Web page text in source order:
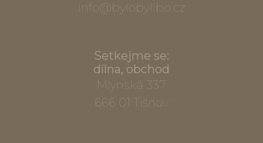
info@bylobylibo.cz
Setkejme se:
dílna, obchod
Mlýnská 337
666 01 Tišnov